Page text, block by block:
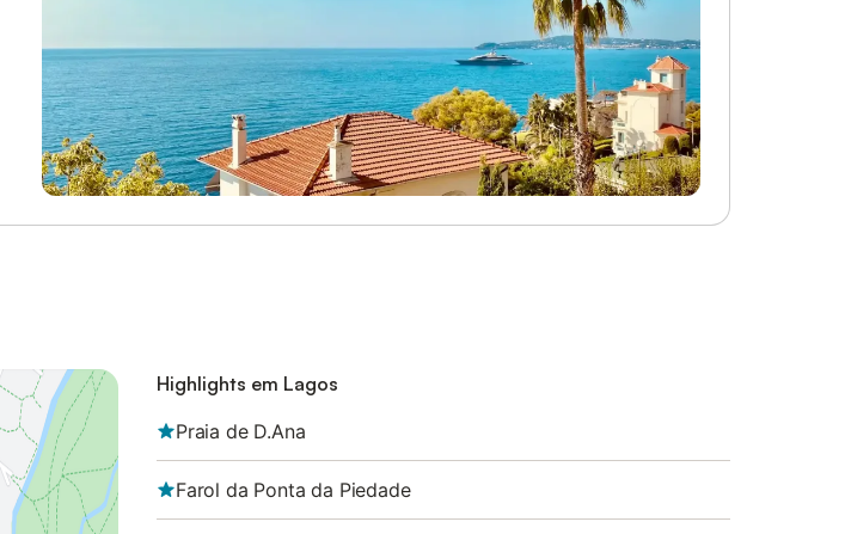
Highlights em Lagos
Praia de D.Ana
Farol da Ponta da Piedade